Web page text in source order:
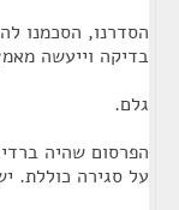
הסדרנו, הסכמנו
בדיקה וייעשה
גלם.
הפרסום שהיה
על סגירה כוללת.